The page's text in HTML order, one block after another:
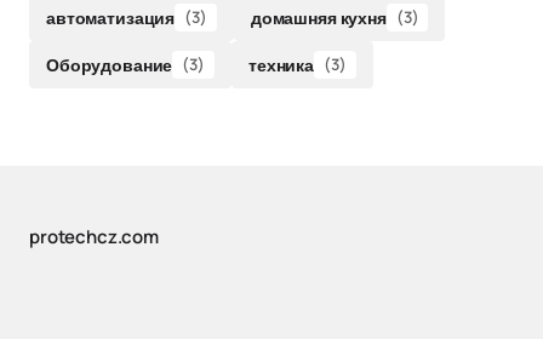
автоматизация (3) домашняя кухня (3)
Оборудование (3) техника (3)
protechcz.com